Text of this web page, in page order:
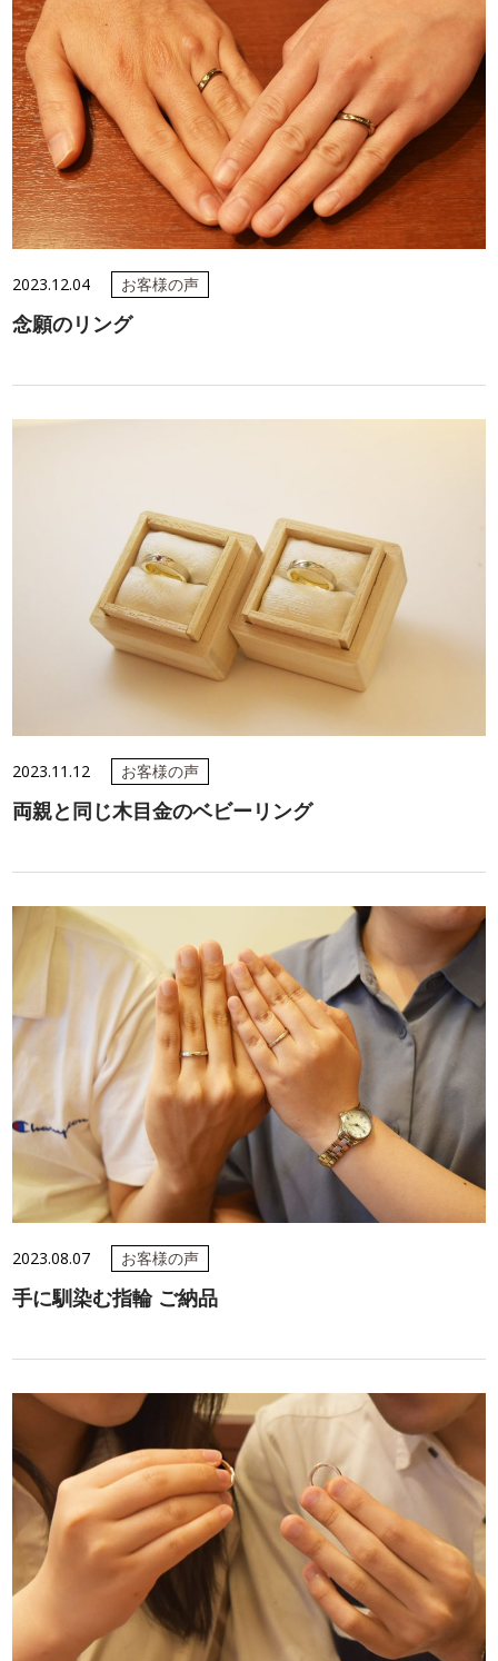
2023.12.04 お客様の声
念願のリング
2023.11.12 お客様の声
両親と同じ木目金のベビーリング
2023.08.07 お客様の声
手に馴染む指輪 ご納品